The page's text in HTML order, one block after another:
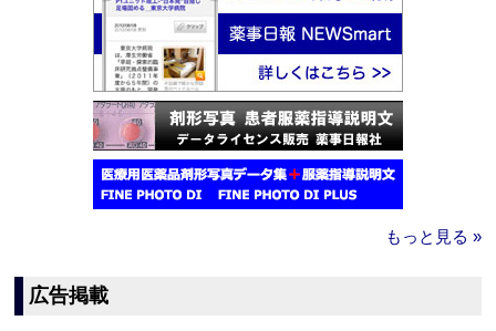
もっと見る »
広告掲載